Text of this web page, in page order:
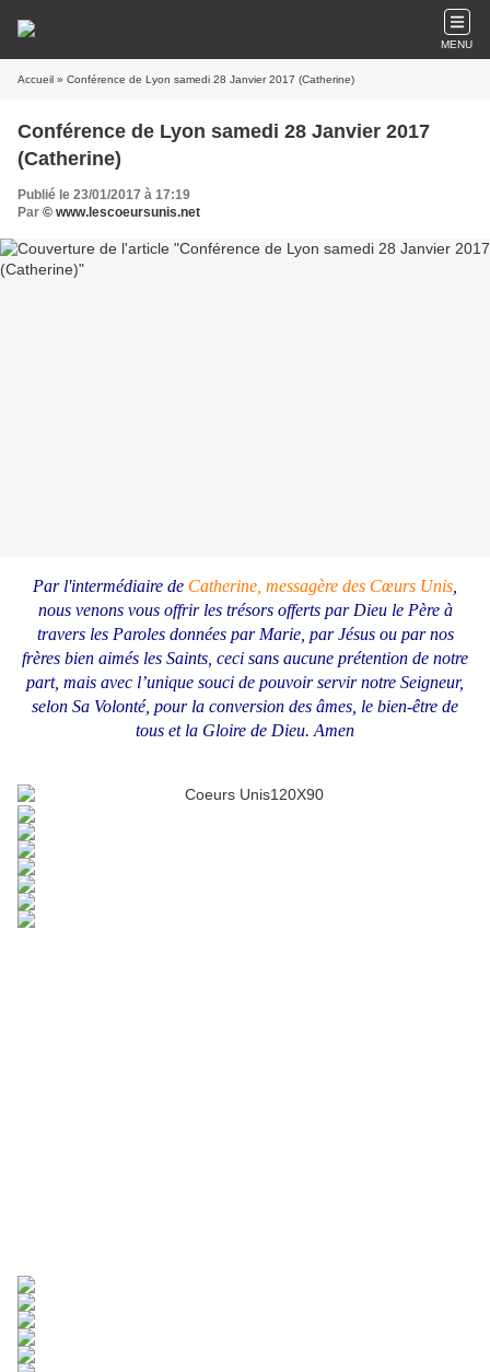
MENU
Accueil » Conférence de Lyon samedi 28 Janvier 2017 (Catherine)
Conférence de Lyon samedi 28 Janvier 2017
(Catherine)
Publié le 23/01/2017 à 17:19
Par © www.lescoeursunis.net
Par l'intermédiaire de Catherine, messagère des Cœurs Unis
nous venons vous offrir les trésors offerts par Dieu le Père à
travers les Paroles données par Marie, par Jésus ou par nos
frères bien aimés les Saints, ceci sans aucune prétention de notre
part, mais avec l’unique souci de pouvoir servir notre Seigneur,
selon Sa Volonté, pour la conversion des âmes, le bien-être de
tous et la Gloire de Dieu. Amen